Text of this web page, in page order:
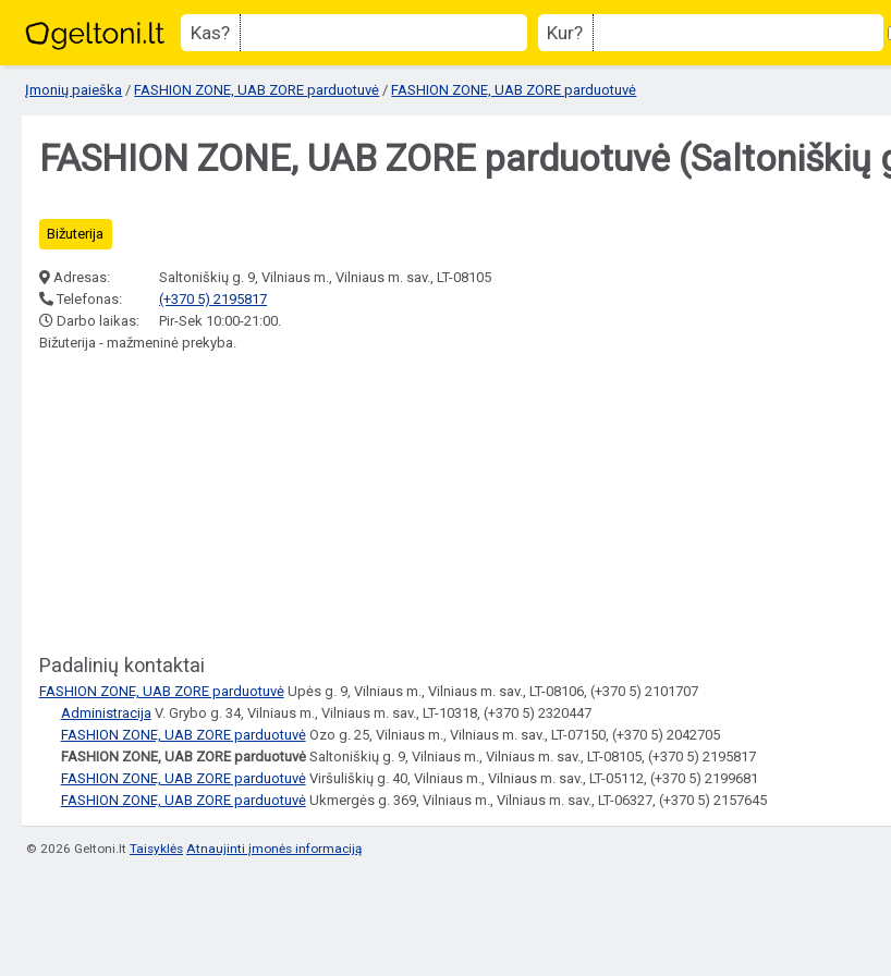
Kas? Kur?
Įmonių paieška /FASHION ZONE, UAB ZORE parduotuvė /FASHION ZONE, UAB ZORE parduotuvė
FASHION ZONE, UAB ZORE parduotuvė
Bižuterija
Adresas:
Saltoniškių g. 9, Vilniaus m., Vilniaus m. sav., LT-08105
Telefonas:
(+370 5) 2195817
Darbo laikas:
Pir-Sek 10:00-21:00.
Bižuterija - mažmeninė prekyba.
Padalinių kontaktai
FASHION ZONE, UAB ZORE parduotuvėUpės g. 9, Vilniaus m., Vilniaus m. sav., LT-08106, (+370 5) 2101707
AdministracijaV. Grybo g. 34, Vilniaus m., Vilniaus m. sav., LT-10318, (+370 5) 2320447
FASHION ZONE, UAB ZORE parduotuvėOzo g. 25, Vilniaus m., Vilniaus m. sav., LT-07150, (+370 5) 2042705
FASHION ZONE, UAB ZORE parduotuvėSaltoniškių g. 9, Vilniaus m., Vilniaus m. sav., LT-08105, (+370 5) 2195817
FASHION ZONE, UAB ZORE parduotuvėViršuliškių g. 40, Vilniaus m., Vilniaus m. sav., LT-05112, (+370 5) 2199681
FASHION ZONE, UAB ZORE parduotuvėUkmergės g. 369, Vilniaus m., Vilniaus m. sav., LT-06327, (+370 5) 2157645
© 2026 Geltoni.lt Taisyklės Atnaujinti įmonės informaciją